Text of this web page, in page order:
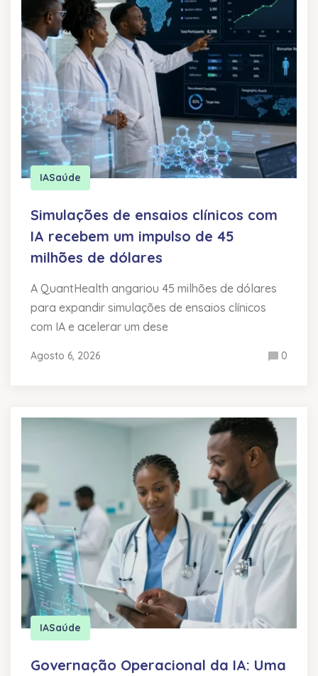
IASaúde
Simulações de ensaios clínicos com
IA recebem um impulso de 45
milhões de dólares
A QuantHealth angariou 45 milhões de dólares
para expandir simulações de ensaios clínicos
com IA e acelerar um dese
Agosto 6, 2026 0
IASaúde
Governação Operacional da IA: Uma